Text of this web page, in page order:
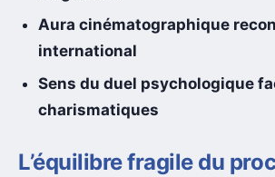
Aura cinématographique
international
Sens du duel psychologique
charismatiques
L’équilibre fragile du